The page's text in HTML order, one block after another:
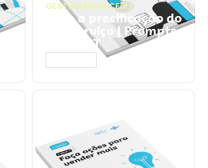
GESTÃO FINANCEIRA
Faça a precificação do
seu serviço | Prompts
ChatGPT